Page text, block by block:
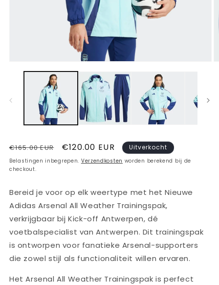
Normale
prijs
€165.00 EUR Aanbiedingsprijs
€120.00 EUR Uitverkocht
Belastingen inbegrepen. Verzendkosten worden berekend bij de
checkout.
Bereid je voor op elk weertype met het Nieuwe
Adidas Arsenal All Weather Trainingspak,
verkrijgbaar bij Kick-off Antwerpen, dé
voetbalspecialist van Antwerpen. Dit trainingspak
is ontworpen voor fanatieke Arsenal-supporters
die zowel stijl als functionaliteit willen ervaren.
Het Arsenal All Weather Trainingspak is perfect